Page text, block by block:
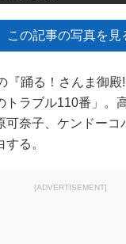
この記事の写真を見
踊る！さんま御殿
トラブル110番」。
可奈子、ケンドーコ
る。
[ADVERTISEMENT]